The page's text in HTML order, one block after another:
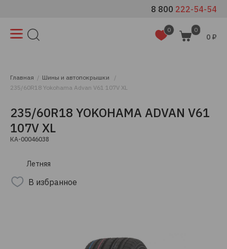
8 800 222-54-54
0 0
0 ₽
Главная
Шины и автопокрышки
235/60R18 Yokohama Advan V61 107V XL
235/60R18 YOKOHAMA ADVAN V61
107V XL
КА-00046038
Летняя
В избранное